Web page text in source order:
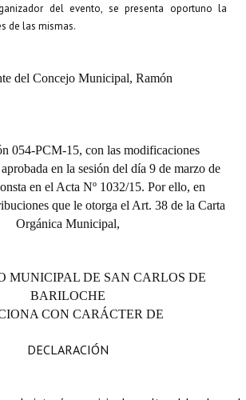
- Registro
- Registro
intercultural
CARTA ORGÁNICA
del evento, se presenta oportuno la
de las mismas.
del Concejo Municipal, Ramón
054-PCM-15, con las modificaciones
en la sesión del día 9 de marzo de
en el Acta Nº 1032/15. Por ello, en
que le otorga el Art. 38 de la Carta
Orgánica Municipal,
MUNICIPAL DE SAN CARLOS DE
BARILOCHE
CON CARÁCTER DE
DECLARACIÓN